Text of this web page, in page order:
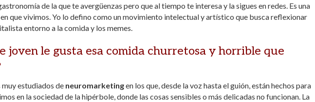
de la que te avergüenzas pero que al tiempo te interesa y la sigues en redes. Es una
que vivimos. Yo lo defino como un movimiento intelectual y artístico que busca reflexionar
entorno a la comida y los memes.
joven le gusta esa comida churretosa y horrible que
muy estudiados de neuromarketingen los que, desde la voz hasta el guión, están hechos para
en la sociedad de la hipérbole, donde las cosas sensibles o más delicadas no funcionan. La